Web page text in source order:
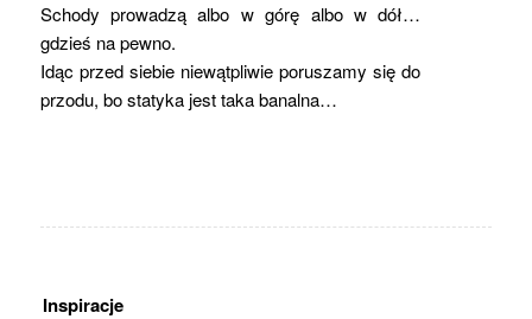
Schody prowadzą albo w górę albo w dół…
gdzieś na pewno.
Idąc przed siebie niewątpliwie poruszamy się do
przodu, bo statyka jest taka banalna…
Inspiracje